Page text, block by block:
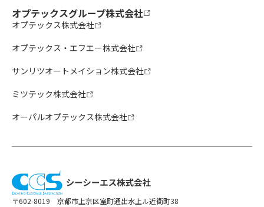
オプテックスグループ株式会社
オプテックス株式会社
オプテックス・エフエー株式会社
サンリツオートメイション株式会社
ミツテック株式会社
オーパルオプテックス株式会社
〒602-8019 京都市上京区室町通出水上ル近衛町38